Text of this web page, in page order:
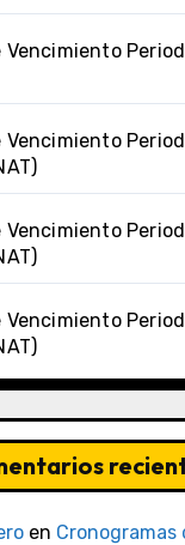
Vencimiento
Vencimiento
Vencimiento
Vencimiento
en Cronogramas